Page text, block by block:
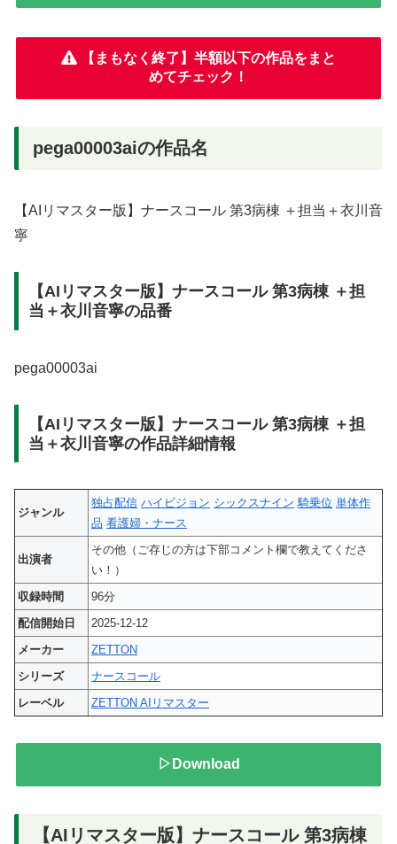
【まもなく終了】半額以下の作品をまと
めてチェック！
pega00003aiの作品名
【AIリマスター版】ナースコール 第3病棟 ＋担当＋衣川音
寧
【AIリマスター版】ナースコール 第3病棟 ＋担
当＋衣川音寧の品番
pega00003ai
【AIリマスター版】ナースコール 第3病棟 ＋担
当＋衣川音寧の作品詳細情報
ジャンル
独占配信 ハイビジョン シックスナイン 騎乗位 単体作
品 看護婦・ナース
出演者
その他（ご存じの方は下部コメント欄で教えてくださ
い！）
収録時間
96分
配信開始日
2025-12-12
メーカー
ZETTON
シリーズ
ナースコール
レーベル
ZETTON AIリマスター
▷Download
【AIリマスター版】ナースコール 第3病棟